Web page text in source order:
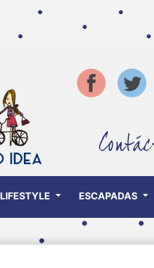
LIFESTYLE ESCAPADAS